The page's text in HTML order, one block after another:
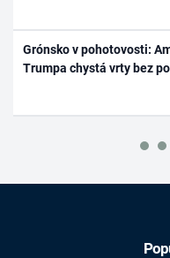
Grónsko v pohotovosti:
Trumpa chystá vrty bez